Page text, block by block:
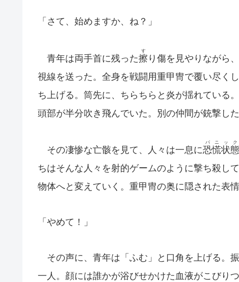
「さて、始めますか、ね？」
青年は両手首に残った擦
す
り傷を見やりながら
視線を送った。全身を戦闘用重甲冑で覆い尽く
ち上げる。筒先に、ちらちらと炎が揺れている
頭部が半分吹き飛んでいた。別の仲間が銃撃した
その凄惨な亡骸を見て、人々は一息に恐慌状態
パニック
ちはそんな人々を射的ゲームのように撃ち殺し
物体へと変えていく。重甲冑の奥に隠された表情
「やめて！」
その声に、青年は「ふむ」と口角を上げる。
一人。顔には誰かが浴びせかけた血液がこびり